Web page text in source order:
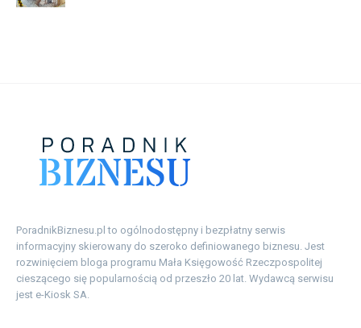
PoradnikBiznesu.pl to ogólnodostępny i bezpłatny serwis
informacyjny skierowany do szeroko definiowanego biznesu. Jest
rozwinięciem bloga programu Mała Księgowość Rzeczpospolitej
cieszącego się popularnością od przeszło 20 lat. Wydawcą serwisu
jest e-Kiosk SA.